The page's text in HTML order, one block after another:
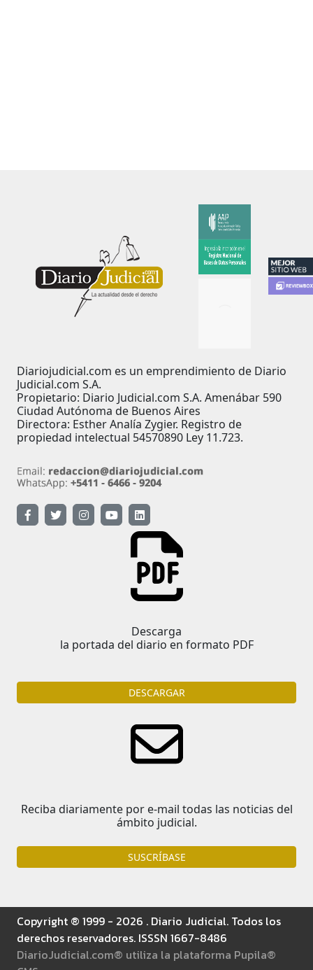
Diariojudicial.com es un emprendimiento de Diario
Judicial.com S.A.
Propietario: Diario Judicial.com S.A. Amenábar 590
Ciudad Autónoma de Buenos Aires
Directora: Esther Analía Zygier. Registro de
propiedad intelectual 54570890 Ley 11.723.
Descarga
la portada del diario en formato PDF
DESCARGAR
Reciba diariamente por e-mail todas las noticias del
ámbito judicial.
SUSCRÍBASE
Copyright ® 1999 - 2026 . Diario Judicial. Todos los
derechos reservadores. ISSSN 1667-8486
DiarioJudicial.com® utiliza la plataforma Pupila®